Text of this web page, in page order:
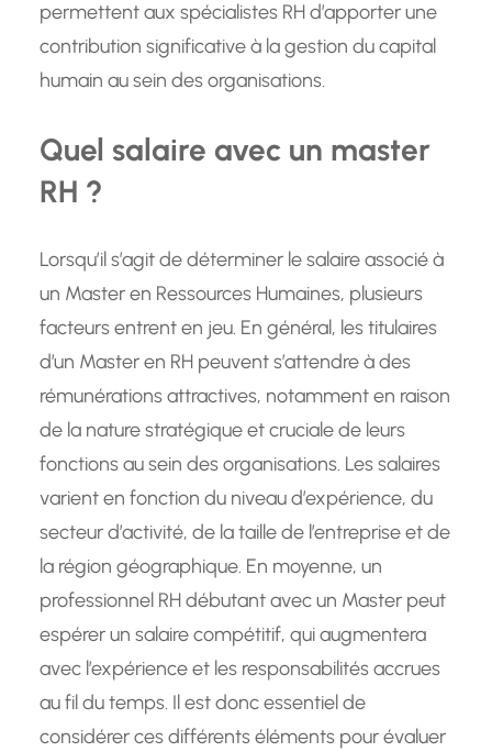
permettent aux spécialistes RH d’apporter une
contribution significative à la gestion du capital
humain au sein des organisations.
Quel salaire avec un master
RH ?
Lorsqu’il s’agit de déterminer le salaire associé à
un Master en Ressources Humaines, plusieurs
facteurs entrent en jeu. En général, les titulaires
d’un Master en RH peuvent s’attendre à des
rémunérations attractives, notamment en raison
de la nature stratégique et cruciale de leurs
fonctions au sein des organisations. Les salaires
varient en fonction du niveau d’expérience, du
secteur d’activité, de la taille de l’entreprise et de
la région géographique. En moyenne, un
professionnel RH débutant avec un Master peut
espérer un salaire compétitif, qui augmentera
avec l’expérience et les responsabilités accrues
au fil du temps. Il est donc essentiel de
considérer ces différents éléments pour évaluer